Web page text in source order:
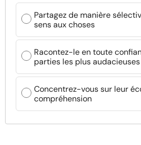
Partagez de manière
sens aux choses
Racontez-le en toute
parties les plus audacieuses
Concentrez-vous sur leur
compréhension